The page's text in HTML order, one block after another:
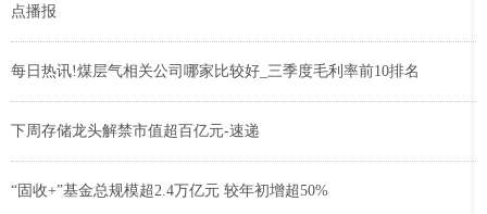
点播报
每日热讯!煤层气相关公司哪家比较好_三季度毛利率前10排名
下周存储龙头解禁市值超百亿元-速递
“固收+”基金总规模超2.4万亿元 较年初增超50%